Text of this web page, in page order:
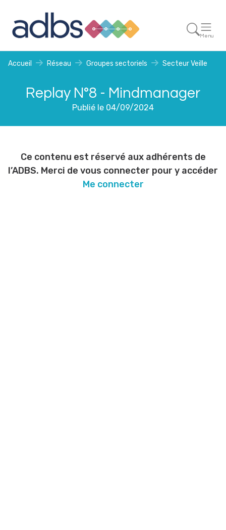
Menu
Accueil Réseau Groupes sectoriels Secteur Veille
Replay N°8 - Mindmanager
Publié le 04/09/2024
Ce contenu est réservé aux adhérents de
l’ADBS. Merci de vous connecter pour y accéder
Me connecter